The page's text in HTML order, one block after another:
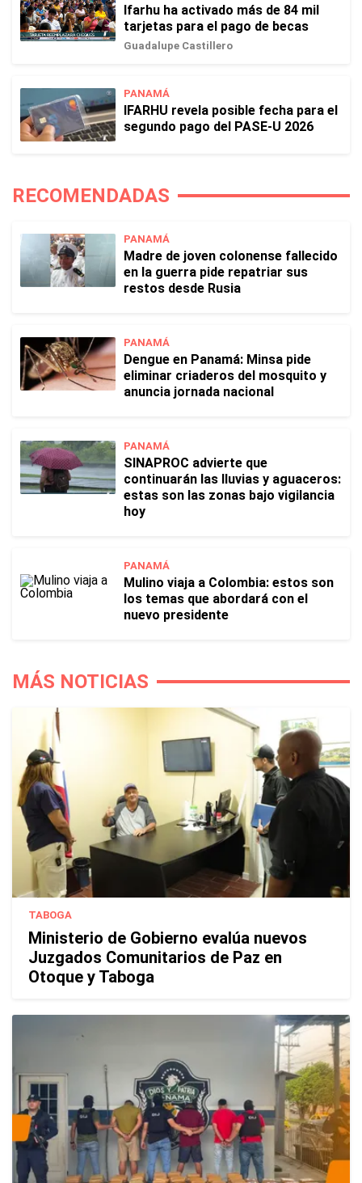
Ifarhu ha activado más de 84 mil
tarjetas para el pago de becas
Guadalupe Castillero
PANAMÁ
IFARHU revela posible fecha para el
segundo pago del PASE-U 2026
RECOMENDADAS
PANAMÁ
Madre de joven colonense fallecido
en la guerra pide repatriar sus
restos desde Rusia
PANAMÁ
Dengue en Panamá: Minsa pide
eliminar criaderos del mosquito y
anuncia jornada nacional
PANAMÁ
SINAPROC advierte que
continuarán las lluvias y aguaceros:
estas son las zonas bajo vigilancia
hoy
PANAMÁ
Mulino viaja a Colombia: estos son
los temas que abordará con el
nuevo presidente
MÁS NOTICIAS
TABOGA
Ministerio de Gobierno evalúa nuevos
Juzgados Comunitarios de Paz en
Otoque y Taboga